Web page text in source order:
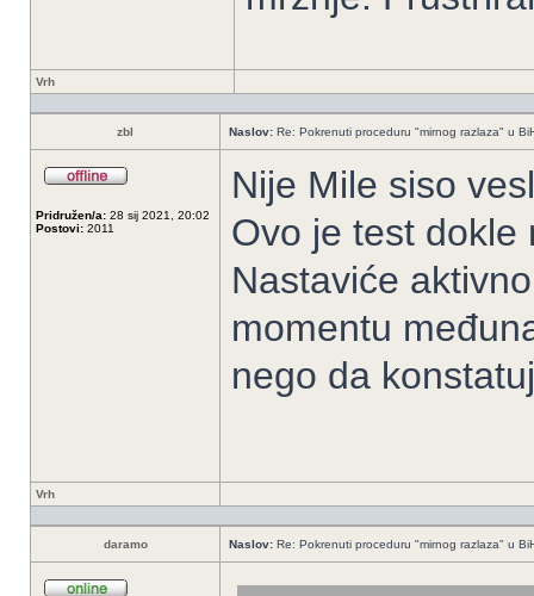
Vrh
zbl Naslov: Re: Pokrenuti proceduru "mirnog razlaza" u
Pridružen/a: 28 sij 2021, 20:02
Postovi: 2011
Nije Mile siso
Ovo je test dokle
Nastaviće
momentu
nego da
Vrh
daramo Naslov: Re: Pokrenuti proceduru "mirnog razlaza" u